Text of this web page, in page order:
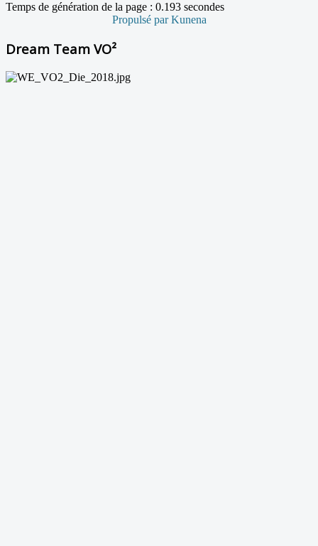
Temps de génération de la page : 0.193 secondes
Propulsé parKunena
Dream Team VO²